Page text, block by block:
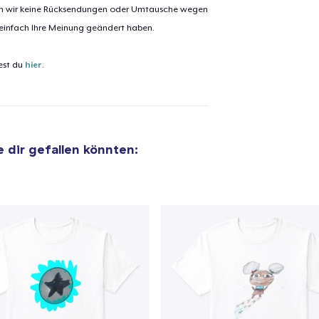
keine Rücksendungen oder Umtausche wegen
Ihre Meinung geändert haben.
du hier.
dir gefallen könnten: